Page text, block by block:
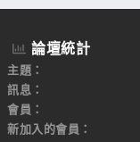
論壇統計
主題
訊息
會員
新加入的會員